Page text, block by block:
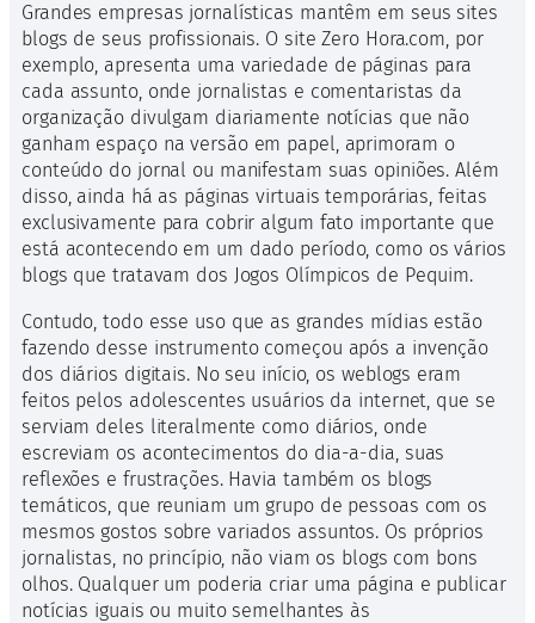
Grandes empresas jornalísticas mantêm em seus sites
blogs de seus profissionais. O site Zero Hora.com, por
exemplo, apresenta uma variedade de páginas para
cada assunto, onde jornalistas e comentaristas da
organização divulgam diariamente notícias que não
ganham espaço na versão em papel, aprimoram o
conteúdo do jornal ou manifestam suas opiniões. Além
disso, ainda há as páginas virtuais temporárias, feitas
exclusivamente para cobrir algum fato importante que
está acontecendo em um dado período, como os vários
blogs que tratavam dos Jogos Olímpicos de Pequim.
Contudo, todo esse uso que as grandes mídias estão
fazendo desse instrumento começou após a invenção
dos diários digitais. No seu início, os weblogs eram
feitos pelos adolescentes usuários da internet, que se
serviam deles literalmente como diários, onde
escreviam os acontecimentos do dia-a-dia, suas
reflexões e frustrações. Havia também os blogs
temáticos, que reuniam um grupo de pessoas com os
mesmos gostos sobre variados assuntos. Os próprios
jornalistas, no princípio, não viam os blogs com bons
olhos. Qualquer um poderia criar uma página e publicar
notícias iguais ou muito semelhantes às